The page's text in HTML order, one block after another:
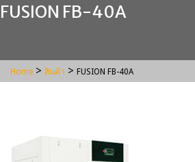
FUSION FB-40A
Home > สินค้า > FUSION FB-40A